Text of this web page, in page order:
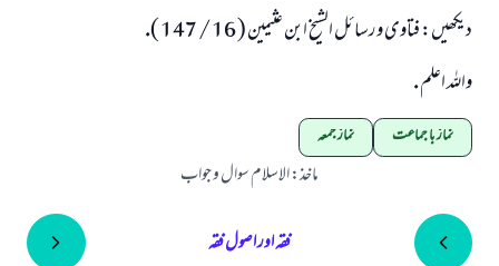
ديكھيں: فتاوى و رسائل الشيخ ابن عثيمين ( 16 / 147 ).
واللہ اعلم .
نماز با جماعت نماز جمعہ
ماخذ:الاسلام سوال و جواب
فقہ اور اصول فقہ